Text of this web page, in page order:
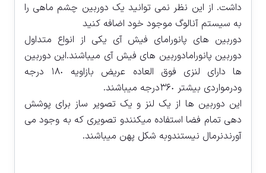
داشت. از این نظر نمی توانید یک دوربین چشم ماهی را
به سیستم آنالوگ موجود خود اضافه کنید
دوربین های پانورامای فیش آی یکی از انواع متداول
دوربین پانورامادوربین های فیش آی میباشند.این دوربین
ها دارای لنزی فوق العاده عریض بازاویه ١٨٠ درجه
ودرمواردی بیشتر ٣۶٠درجه میباشند.
این دوربین ها از یک لنز و یک تصویر ساز برای پوشش
دهی تمام فضا استفاده میکنندو تصویری که به وجود می
آورندنرمال نیستندوبه شکل پهن میباشند.